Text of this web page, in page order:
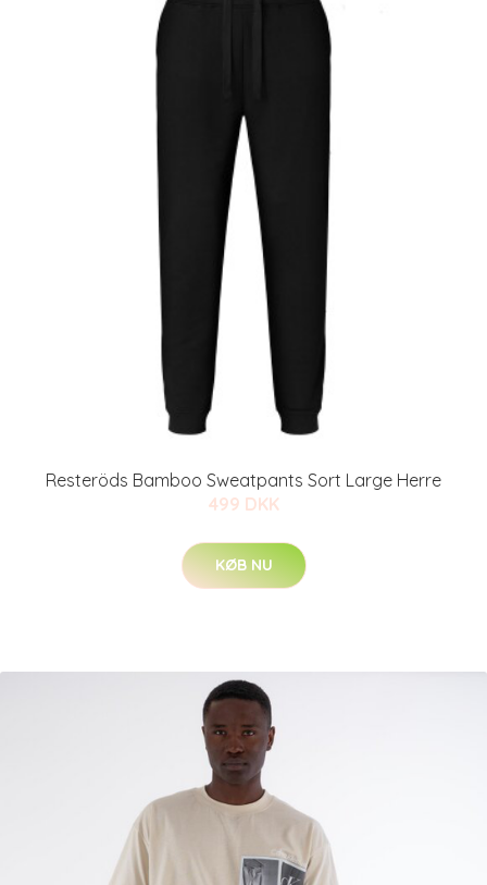
Resteröds Bamboo Sweatpants Sort Large Herre
499 DKK
KØB NU